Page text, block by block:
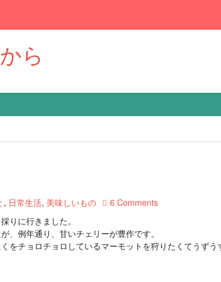
ら
, 日常生活, 美味しいもの
6 Comments
りに行きました。
、例年通り、甘いチェリーが豊作です。
をチョロチョロしているマーモットを狩りたくてうずう